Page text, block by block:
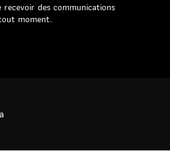
des communications
moment.